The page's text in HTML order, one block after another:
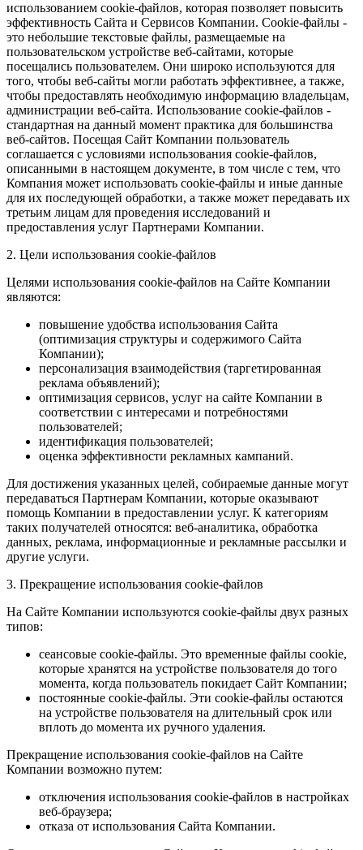
использованием cookie-файлов, которая позволяет повысить
эффективность Сайта и Сервисов Компании. Сookie-файлы -
это небольшие текстовые файлы, размещаемые на
пользовательском устройстве веб-сайтами, которые
посещались пользователем. Они широко используются для
того, чтобы веб-сайты могли работать эффективнее, а также,
чтобы предоставлять необходимую информацию владельцам,
администрации веб-сайта. Использование cookie-файлов -
стандартная на данный момент практика для большинства
веб-сайтов. Посещая Сайт Компании пользователь
соглашается с условиями использования cookie-файлов,
описанными в настоящем документе, в том числе с тем, что
Компания может использовать cookie-файлы и иные данные
для их последующей обработки, а также может передавать их
третьим лицам для проведения исследований и
предоставления услуг Партнерами Компании.
2. Цели использования cookie-файлов
Целями использования cookie-файлов на Сайте Компании
являются:
повышение удобства использования Сайта
(оптимизация структуры и содержимого Сайта
Компании);
персонализация взаимодействия (таргетированная
реклама объявлений);
оптимизация сервисов, услуг на сайте Компании в
соответствии с интересами и потребностями
пользователей;
идентификация пользователей;
оценка эффективности рекламных кампаний.
Для достижения указанных целей, собираемые данные могут
передаваться Партнерам Компании, которые оказывают
помощь Компании в предоставлении услуг. К категориям
таких получателей относятся: веб-аналитика, обработка
данных, реклама, информационные и рекламные рассылки и
другие услуги.
3. Прекращение использования cookie-файлов
На Сайте Компании используются cookie-файлы двух разных
типов:
сеансовые cookie-файлы. Это временные файлы cookie,
которые хранятся на устройстве пользователя до того
момента, когда пользователь покидает Сайт Компании;
постоянные cookie-файлы. Эти cookie-файлы остаются
на устройстве пользователя на длительный срок или
вплоть до момента их ручного удаления.
Прекращение использования cookie-файлов на Сайте
Компании возможно путем:
отключения использования cookie-файлов в настройках
веб-браузера;
отказа от использования Сайта Компании.